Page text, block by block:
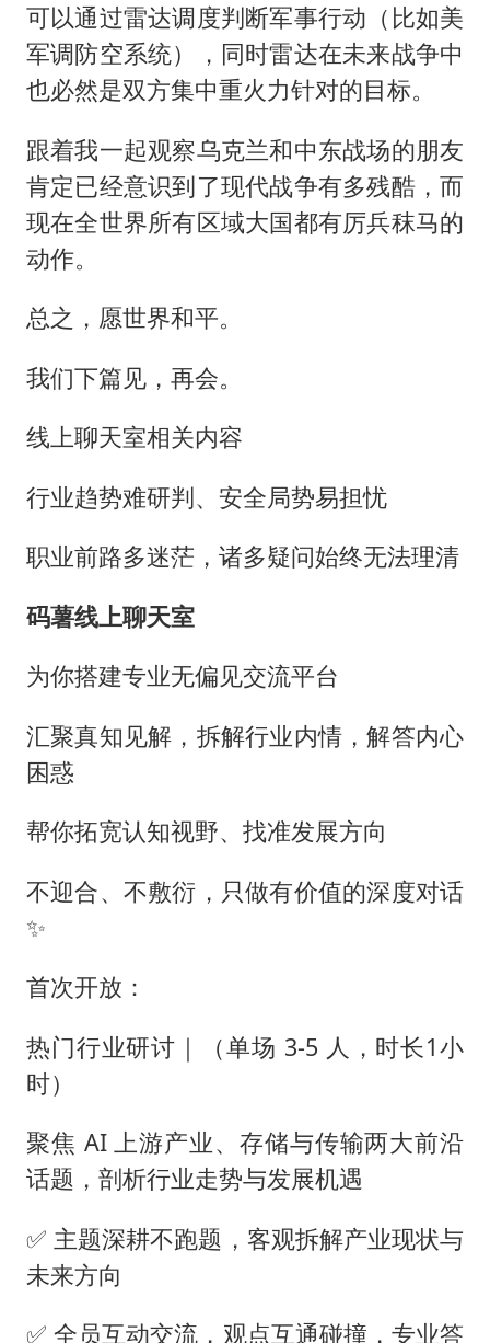
可以通过雷达调度判断军事行动（比如美
军调防空系统），同时雷达在未来战争中
也必然是双方集中重火力针对的目标。
跟着我一起观察乌克兰和中东战场的朋友
肯定已经意识到了现代战争有多残酷，而
现在全世界所有区域大国都有厉兵秣马的
动作。
总之，愿世界和平。
我们下篇见，再会。
线上聊天室相关内容
行业趋势难研判、安全局势易担忧
职业前路多迷茫，诸多疑问始终无法理清
码薯线上聊天室
为你搭建专业无偏见交流平台
汇聚真知见解，拆解行业内情，解答内心
困惑
帮你拓宽认知视野、找准发展方向
不迎合、不敷衍，只做有价值的深度对话
✨
首次开放：
热门行业研讨｜（单场 3-5 人，时长1小
时）
聚焦 AI 上游产业、存储与传输两大前沿
话题，剖析行业走势与发展机遇
✅ 主题深耕不跑题，客观拆解产业现状与
未来方向
✅ 全员互动交流，观点互通碰撞，专业答